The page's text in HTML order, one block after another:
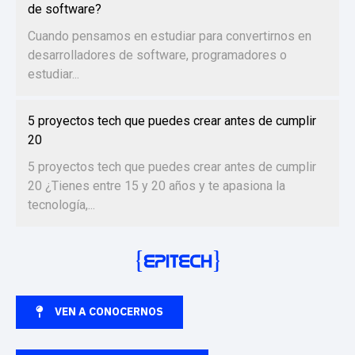
de software?
Cuando pensamos en estudiar para convertirnos en
desarrolladores de software, programadores o
estudiar...
5 proyectos tech que puedes crear antes de cumplir
20
5 proyectos tech que puedes crear antes de cumplir
20 ¿Tienes entre 15 y 20 años y te apasiona la
tecnología,...
VEN A CONOCERNOS